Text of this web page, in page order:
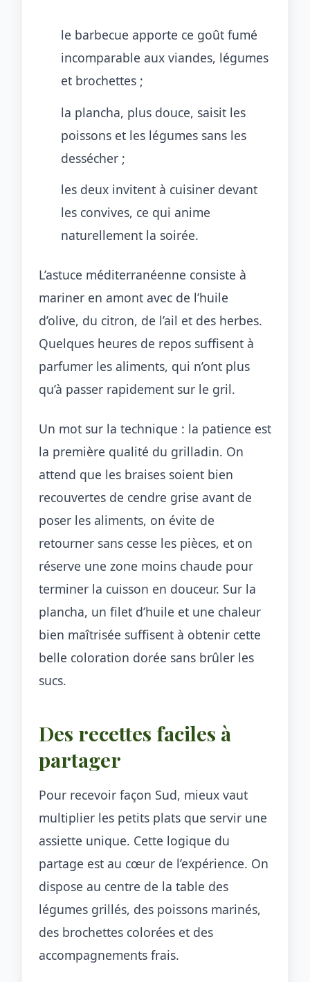
le barbecue apporte ce goût fumé
incomparable aux viandes, légumes
et brochettes ;
la plancha, plus douce, saisit les
poissons et les légumes sans les
dessécher ;
les deux invitent à cuisiner devant
les convives, ce qui anime
naturellement la soirée.
L’astuce méditerranéenne consiste à
mariner en amont avec de l’huile
d’olive, du citron, de l’ail et des herbes.
Quelques heures de repos suffisent à
parfumer les aliments, qui n’ont plus
qu’à passer rapidement sur le gril.
Un mot sur la technique : la patience est
la première qualité du grilladin. On
attend que les braises soient bien
recouvertes de cendre grise avant de
poser les aliments, on évite de
retourner sans cesse les pièces, et on
réserve une zone moins chaude pour
terminer la cuisson en douceur. Sur la
plancha, un filet d’huile et une chaleur
bien maîtrisée suffisent à obtenir cette
belle coloration dorée sans brûler les
sucs.
Des recettes faciles à
partager
Pour recevoir façon Sud, mieux vaut
multiplier les petits plats que servir une
assiette unique. Cette logique du
partage est au cœur de l’expérience. On
dispose au centre de la table des
légumes grillés, des poissons marinés,
des brochettes colorées et des
accompagnements frais.